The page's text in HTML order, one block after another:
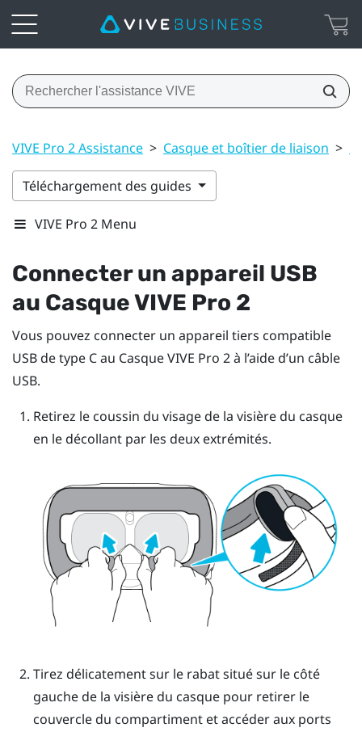
VIVE Pro 2 Assistance > Casque et boîtier de liaison >
Téléchargement des guides
VIVE Pro 2 Menu
Connecter un appareil USB
au Casque VIVE Pro 2
Vous pouvez connecter un appareil tiers compatible
USB de type C au Casque VIVE Pro 2à l’aide d’un câble
USB.
Retirez le coussin du visage de la visière du casque
en le décollant par les deux extrémités.
Tirez délicatement sur le rabat situé sur le côté
gauche de la visière du casque pour retirer le
couvercle du compartiment et accéder aux ports